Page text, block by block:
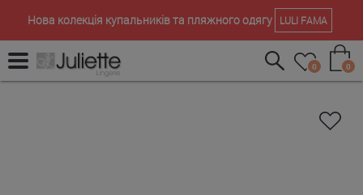
Нова колекція купальників та пляжного одягу LULI FAMA
0 0